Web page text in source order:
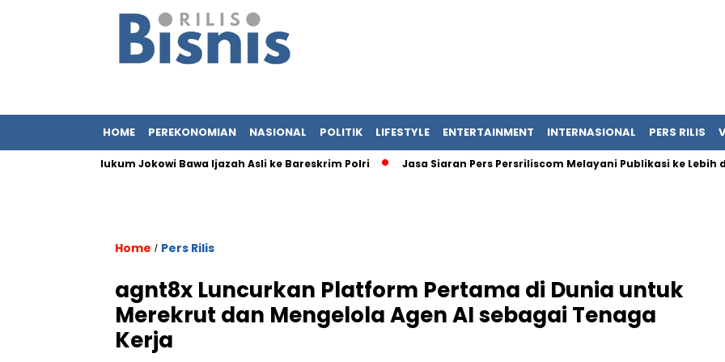
HOME PEREKONOMIAN NASIONAL POLITIK LIFESTYLE ENTERTAINMENT INTERNASIONAL PERS RILIS
Kuasa Hukum Jokowi Bawa Ijazah Asli ke Bareskrim Polri Jasa Siaran Pers Persriliscom Melayani Publikasi ke Lebih dari
Home / Pers Rilis
agnt8x Luncurkan Platform Pertama di Dunia untuk
Merekrut dan Mengelola Agen AI sebagai Tenaga
Kerja